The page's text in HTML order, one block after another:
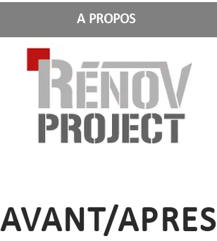
A PROPOS
AVANT/APRES